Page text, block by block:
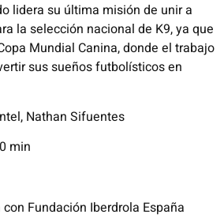
lidera su última misión de unir a
la selección nacional de K9, ya que
Mundial Canina, donde el trabajo
sus sueños futbolísticos en
Nathan Sifuentes
min
Fundación Iberdrola España